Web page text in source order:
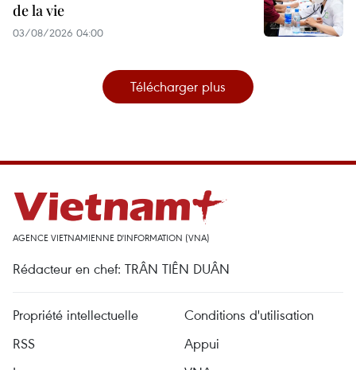
de la vie
03/08/2026 04:00
Télécharger plus
AGENCE VIETNAMIENNE D'INFORMATION (VNA)
Rédacteur en chef: TRÂN TIÊN DUÂN
Propriété intellectuelle
Conditions d'utilisation
RSS
Appui